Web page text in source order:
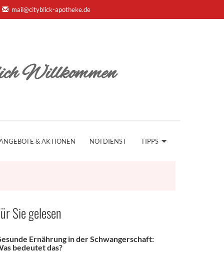
mail@cityblick-apotheke.de
Willkommen
& AKTIONEN NOTDIENST TIPPS
Sie gelesen
Ernährung in der Schwangerschaft:
bedeutet das?